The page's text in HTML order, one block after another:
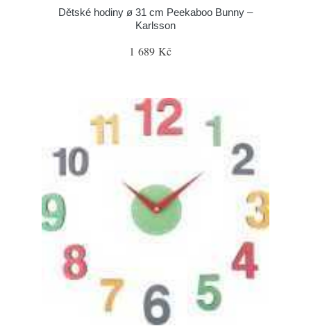
Dětské hodiny ø 31 cm Peekaboo Bunny –
Karlsson
1 689 Kč